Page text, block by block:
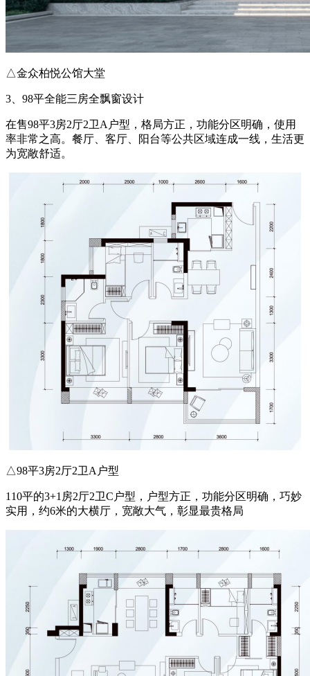
△金众柏悦公馆大堂
3、98平全能三房全飘窗设计
在售98平3房2厅2卫A户型，格局方正，功能分区明确，使用
率非常之高。餐厅、客厅、阳台等公共区域连成一线，生活更
为宽敞舒适。
△98平3房2厅2卫A户型
110平的3+1房2厅2卫C户型，户型方正，功能分区明确，巧妙
实用，约6米的大横厅，宽敞大气，彰显最贵格局